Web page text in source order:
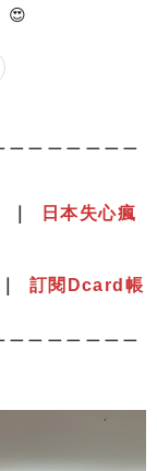
😍
日本失心瘋
訂閱Dcard帳